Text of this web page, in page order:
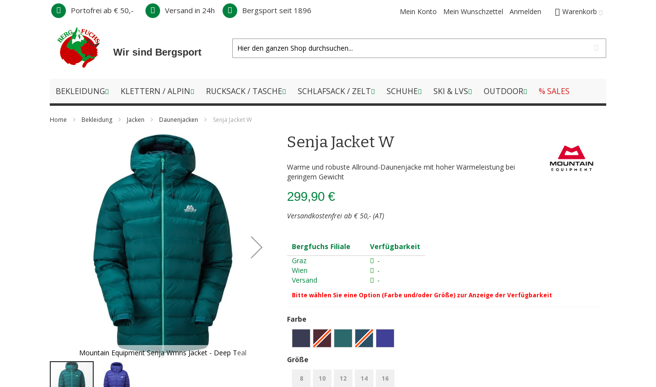
Direkt
Inhalt
Warenkorb
Mein Konto Mein Wunschzettel Anmelden
Portofrei ab € 50,- Versand in 24h Bergsport seit 1896
Wir sind Bergsport
BEKLEIDUNG KLETTERN / ALPIN RUCKSACK / TASCHE SCHLAFSACK / ZELT SCHUHE SKI & LVS OUTDOOR % SALES
Home Bekleidung Jacken Daunenjacken Senja Jacket W
Mountain Equipment Senja Wmns Jacket - Deep Teal
Senja Jacket W
Warme und robuste Allround-Daunenjacke mit hoher Wärmeleistung bei
geringem Gewicht
299,90 €
Versandkostenfrei ab € 50,- (AT)
Bergfuchs Filiale
Verfügbarkeit
Graz
-
Wien
-
Versand
-
Bitte wählen Sie eine Option (Farbe und/oder Größe) zur Anzeige der Verfügbarkeit
Farbe
Größe
8 10 12 14 16